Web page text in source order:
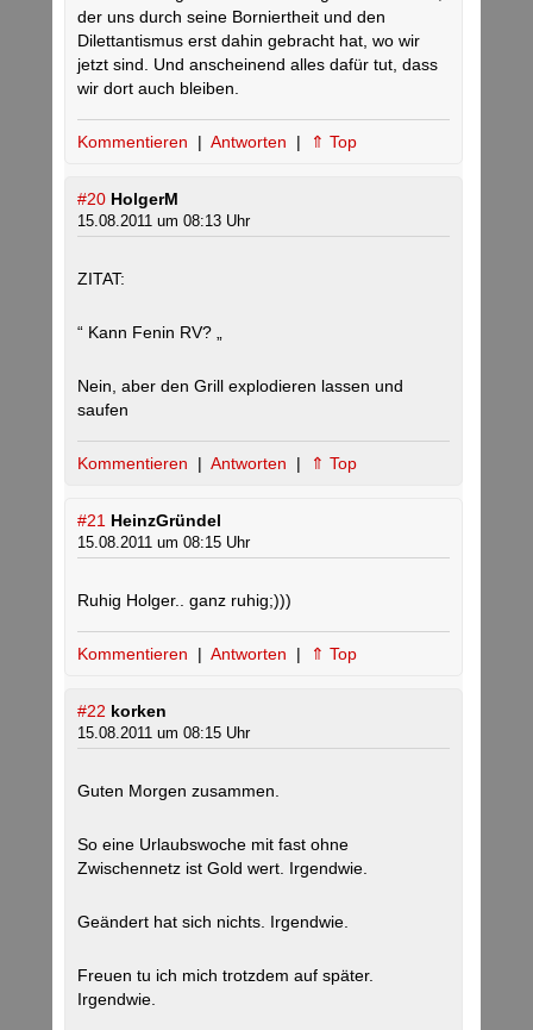
der uns durch seine Borniertheit und den
Dilettantismus erst dahin gebracht hat, wo wir
jetzt sind. Und anscheinend alles dafür tut, dass
wir dort auch bleiben.
Kommentieren | Antworten | ⇑ Top
#20 HolgerM
15.08.2011 um 08:13 Uhr
ZITAT:
“ Kann Fenin RV? „
Nein, aber den Grill explodieren lassen und
saufen
Kommentieren | Antworten | ⇑ Top
#21 HeinzGründel
15.08.2011 um 08:15 Uhr
Ruhig Holger.. ganz ruhig;)))
Kommentieren | Antworten | ⇑ Top
#22 korken
15.08.2011 um 08:15 Uhr
Guten Morgen zusammen.
So eine Urlaubswoche mit fast ohne
Zwischennetz ist Gold wert. Irgendwie.
Geändert hat sich nichts. Irgendwie.
Freuen tu ich mich trotzdem auf später.
Irgendwie.